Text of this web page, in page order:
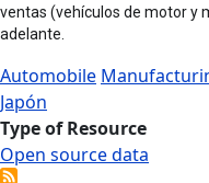
ventas (vehículos de motor y
adelante.
Automobile
Japón
Type of Resource
Open source data